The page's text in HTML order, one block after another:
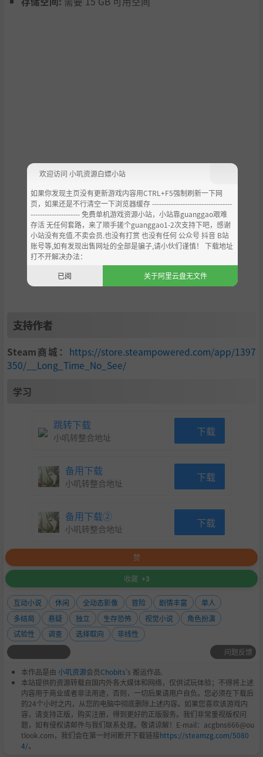
支持作者
Steam商城： https://store.steampowered.com/app/1397
350/__Long_Time_No_See/
学习
跳转下载
小叽转整合地址 下载
备用下载
小叽转整合地址 下载
备用下载②
小叽转整合地址 下载
赞
收藏 +3
互动小说 休闲 全动态影像 冒险 剧情丰富
单人
多结局
悬疑 独立 生存恐怖 视觉小说
角色扮演
试验性
调查 选择取向
非线性
问题反馈
本作品是由 小叽资源会员Chobits's 搬运作品.
本站提供的资源转载自国内外各大媒体和网络，仅供试玩体验；不得将上述
内容用于商业或者非法用途，否则，一切后果请用户自负。您必须在下载后
的24个小时之内，从您的电脑中彻底删除上述内容。如果您喜欢该游戏内
容，请支持正版，购买注册，得到更好的正版服务。我们非常重视版权问
题，如有侵权请邮件与我们联系处理。敬请谅解！E-mail：acgbns666@ou
tlook.com，我们会在第一时间断开下载链接https://steamzg.com/5080
4/。
欢迎访问 小叽资源白嫖小站
如果你发现主页没有更新游戏内容用CTRL+F5强制刷新一下网
页，如果还是不行清空一下浏览器缓存 ----------------------------------
--------------------- 免费单机游戏资源小站，小站靠guanggao艰难
存活 无任何套路，来了顺手搓个guanggao1-2次支持下吧，感谢
小站没有充值.不卖会员.也没有打赏 也没有任何 公众号 抖音 B站
账号等,如有发现出售网址的全部是骗子,请小伙们谨慎！ 下载地址
打不开解决办法：
已阅
关于阿里云盘无文件